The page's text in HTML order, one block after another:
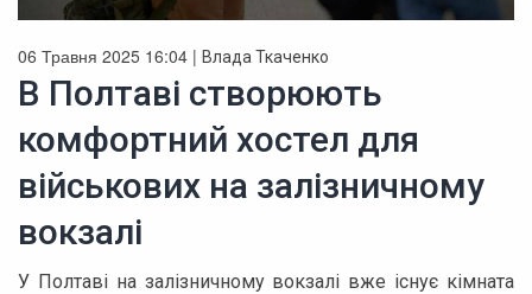
06 Травня 2025 16:04 | Влада Ткаченко
В Полтаві створюють
комфортний хостел для
військових на залізничному
вокзалі
У Полтаві на залізничному вокзалі вже існує кімната